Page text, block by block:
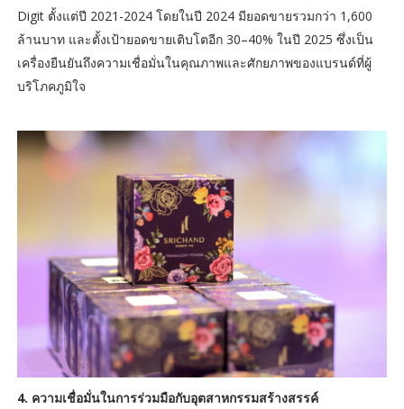
Digit ตั้งแต่ปี 2021-2024 โดยในปี 2024 มียอดขายรวมกว่า 1,600
ล้านบาท และตั้งเป้ายอดขายเติบโตอีก 30–40% ในปี 2025 ซึ่งเป็น
เครื่องยืนยันถึงความเชื่อมั่นในคุณภาพและศักยภาพของแบรนด์ที่ผู้
บริโภคภูมิใจ
4. ความเชื่อมั่นในการร่วมมือกับอุตสาหกรรมสร้างสรรค์